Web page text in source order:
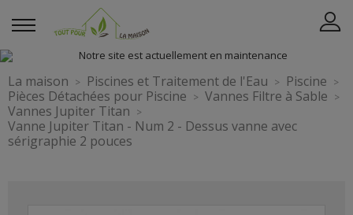
La maison Piscines et Traitement de l'Eau
Piscine
Pièces Détachées pour Piscine
Vannes Filtre à Sable
Vannes Jupiter Titan
Vanne Jupiter Titan - Num 2 - Dessus vanne avec
sérigraphie 2 pouces